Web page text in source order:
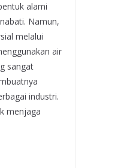
alami
Namun,
melalui
air
sangat
industri.
menjaga